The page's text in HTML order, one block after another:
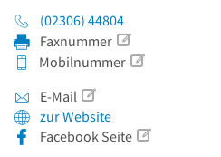
(02306) 44804
Faxnummer
Mobilnummer
E-Mail
zur Website
Facebook Seite